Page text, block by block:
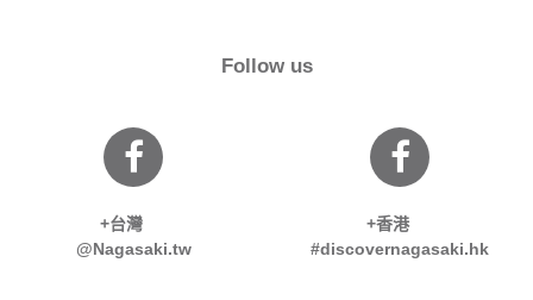
Follow us
+台灣
@Nagasaki.tw
+香港
#discovernagasaki.hk